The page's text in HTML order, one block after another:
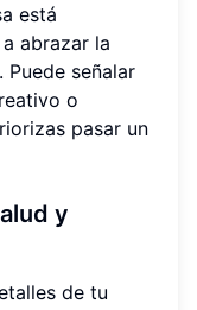
está
abrazar la
señalar
o
pasar un
y
de tu